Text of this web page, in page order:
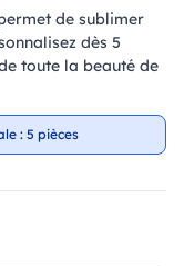
de sublimer
dès 5
toute la beauté de
: 5 pièces